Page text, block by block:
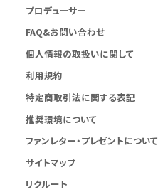
プロデューサー
FAQ&お問い合わせ
個人情報の取扱いに関して
利用規約
特定商取引法に関する表記
推奨環境について
ファンレター・プレゼントについて
サイトマップ
リクルート